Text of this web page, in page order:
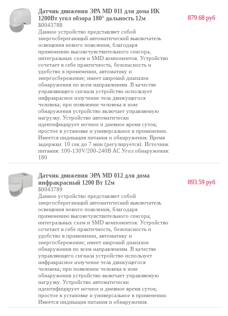
Датчик движения ЭРА MD 011 для дома ИК
1200Вт угол обзора 180° дальность 12м
Б0043788
Данное устройство представляет собой
энергосберегающий автоматический выключатель
освещения нового поколения, благодаря
применению высокочувствительного сенсора,
интегральных схем и SMD компонентов. Устройство
сочетает в себе практичность, безопасность и
удобство в применении, автоматику и
энергосбережение; имеет широкий диапазон
обнаружения по всем направлениям. В качестве
управляющего сигнала устройство использует
инфракрасное излучение тела движущегося
человека; при появлении человека в зоне
обнаружения устройство включает управляемую
нагрузку. Устройство автоматически
идентифицирует ночное и дневное время суток;
простое в установке и универсальное в применении.
Имеется индикация питания и обнаружения. Время
задержки: 10 сек до 7 мин (регулируется). Источник
питания: 100-130V/200-240В AC Угол обнаружения:
180
879.68 руб
Датчик движения ЭРА MD 012 для дома
инфракрасный 1200 Вт 12м
Б0043789
Данное устройство представляет собой
энергосберегающий автоматический выключатель
освещения нового поколения, благодаря
применению высокочувствительного сенсора,
интегральных схем и SMD компонентов. Устройство
сочетает в себе практичность, безопасность и
удобство в применении, автоматику и
энергосбережение; имеет широкий диапазон
обнаружения по всем направлениям. В качестве
управляющего сигнала устройство использует
инфракрасное излучение тела движущегося
человека; при появлении человека в зоне
обнаружения устройство включает управляемую
нагрузку. Устройство автоматически
идентифицирует ночное и дневное время суток;
простое в установке и универсальное в применении.
Имеется индикация питания и обнаружения.
893.59 руб